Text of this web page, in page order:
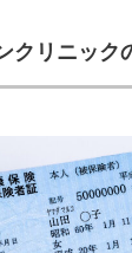
クリニック